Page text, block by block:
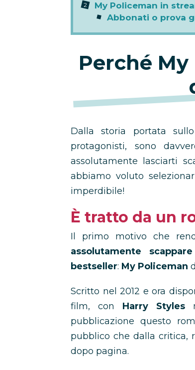
My Policeman in
Abbonati o prova
Perché
Dalla storia portata
protagonisti, sono
assolutamente lasciarti
abbiamo voluto
imperdibile!
È tratto da un
Il primo motivo che
assolutamente scappare
bestseller: My Policeman
Scritto nel 2012 e ora
film, con Harry Styles
pubblicazione questo
pubblico che dalla critica,
dopo pagina.